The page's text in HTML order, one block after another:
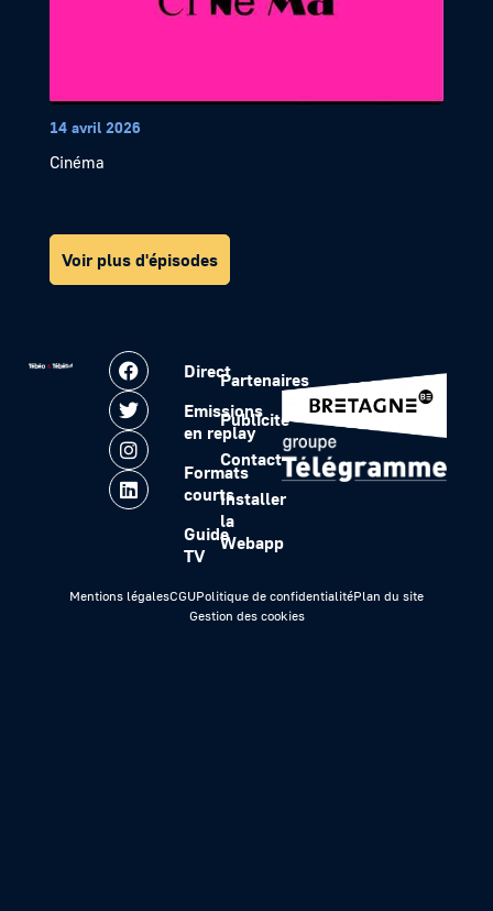
14 avril 2026
Cinéma
Voir plus d'épisodes
Direct
Emissions
en replay
Formats
courts
Guide
TV
Partenaires
Publicité
Contact
Installer
la
Webapp
Mentions légalesCGUPolitique de confidentialitéPlan du site
Gestion des cookies